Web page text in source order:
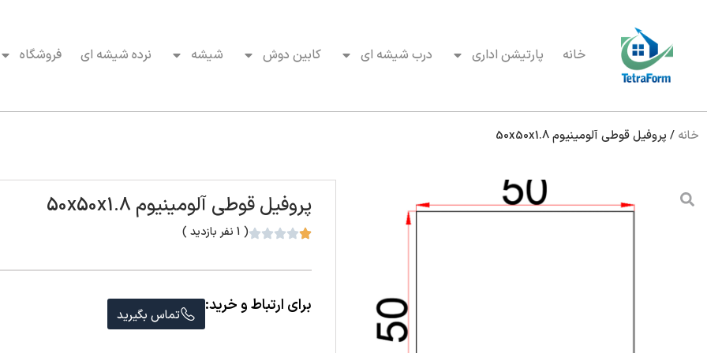
خانه پارتیشن اداری درب شیشه ای کابین دوش شیشه نرده شیشه ای فروشگاه
خانه / پروفیل قوطی آلومینیوم 50x50x1.8
پروفیل قوطی آلومینیوم 50x50x1.8
( 1 نفر بازدید )
برای ارتباط و خرید: تماس بگیرید